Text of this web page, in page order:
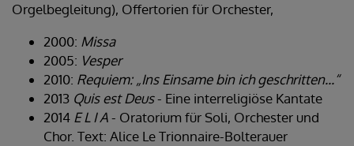
Orgelbegleitung), Offertorien für Orchester,
2000: Missa
2005: Vesper
2010: Requiem: „Ins Einsame bin ich geschritten...“
2013 Quis est Deus- Eine interreligiöse Kantate
2014 E L I A- Oratorium für Soli, Orchester und
Chor. Text: Alice Le Trionnaire-Bolterauer